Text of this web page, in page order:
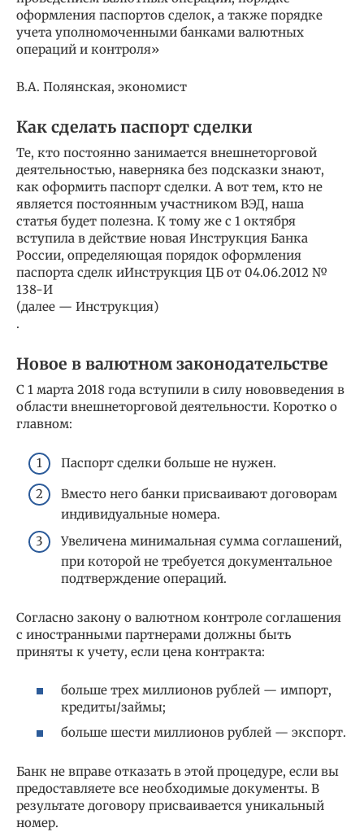
оформления паспортов сделок, а также порядке
учета уполномоченными банками валютных
операций и контроля»
В.А. Полянская, экономист
Как сделать паспорт сделки
Те, кто постоянно занимается внешнеторговой
деятельностью, наверняка без подсказки знают,
как оформить паспорт сделки. А вот тем, кто не
является постоянным участником ВЭД, наша
статья будет полезна. К тому же с 1 октября
вступила в действие новая Инструкция Банка
России, определяющая порядок оформления
паспорта сделк иИнструкция ЦБ от 04.06.2012 №
138-И
(далее — Инструкция)
.
Новое в валютном законодательстве
С 1 марта 2018 года вступили в силу нововведения в
области внешнеторговой деятельности. Коротко о
главном:
Паспорт сделки больше не нужен.
Вместо него банки присваивают договорам
индивидуальные номера.
Увеличена минимальная сумма соглашений,
при которой не требуется документальное
подтверждение операций.
Согласно закону о валютном контроле соглашения
с иностранными партнерами должны быть
приняты к учету, если цена контракта:
больше трех миллионов рублей — импорт,
кредиты/займы;
больше шести миллионов рублей — экспорт.
Банк не вправе отказать в этой процедуре, если вы
предоставляете все необходимые документы. В
результате договору присваивается уникальный
номер.